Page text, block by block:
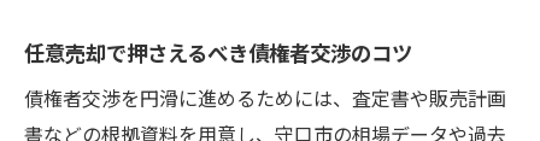
任意売却で押さえるべき債権者交渉のコツ
債権者交渉を円滑に進めるためには、査定書や販売計画
書などの根拠資料を用意し、守口市の相場データや過去